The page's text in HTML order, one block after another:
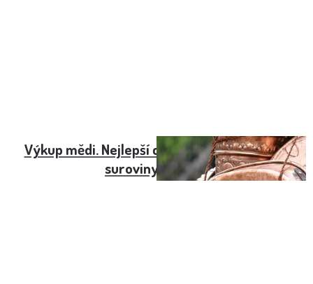
Výkup mědi. Nejlepší cena nepostradatelné
suroviny v Praze